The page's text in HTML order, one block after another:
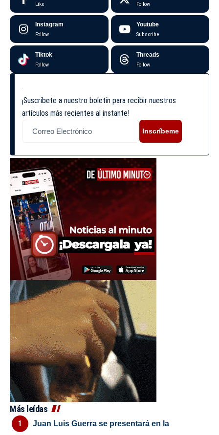
Like Follow
Instagram
Follow
Youtube
Subscribe
Tiktok
Follow
Threads
Follow
¡Suscríbete a nuestro boletín para recibir nuestros
artículos más recientes al instante!
Inscríbeme
Más leídas
Juan Luis Guerra se presentará en la